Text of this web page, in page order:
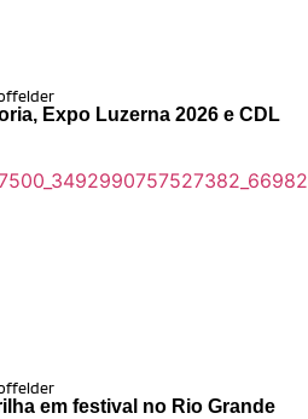
Expo Luzerna 2026 e CDL
em festival no Rio Grande